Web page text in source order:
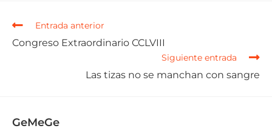
Entrada anterior
Congreso Extraordinario CCLVIII
Siguiente entrada
Las tizas no se manchan con sangre
GeMeGe